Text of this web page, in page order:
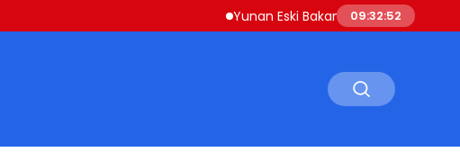
Yunan Eski Bakan Varoufakis’ten Atina’ya
09:32:53